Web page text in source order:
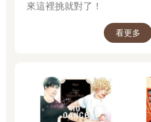
來這裡挑就對了！
看更多